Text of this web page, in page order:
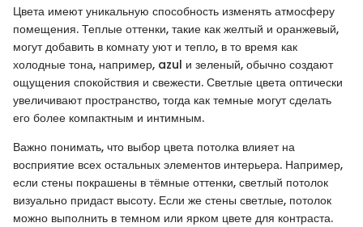
Цвета имеют уникальную способность изменять атмосферу
помещения. Теплые оттенки, такие как желтый и оранжевый,
могут добавить в комнату уют и тепло, в то время как
холодные тона, например, azul и зеленый, обычно создают
ощущения спокойствия и свежести. Светлые цвета оптически
увеличивают пространство, тогда как темные могут сделать
его более компактным и интимным.
Важно понимать, что выбор цвета потолка влияет на
восприятие всех остальных элементов интерьера. Например,
если стены покрашены в тёмные оттенки, светлый потолок
визуально придаст высоту. Если же стены светлые, потолок
можно выполнить в темном или ярком цвете для контраста.